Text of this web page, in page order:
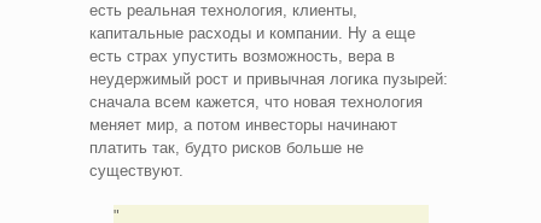
есть реальная технология, клиенты,
капитальные расходы и компании. Ну а еще
есть страх упустить возможность, вера в
неудержимый рост и привычная логика пузырей:
сначала всем кажется, что новая технология
меняет мир, а потом инвесторы начинают
платить так, будто рисков больше не
существуют.